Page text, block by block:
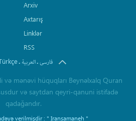
Arxiv
Axtarış
Linklər
RSS
. العربیة.فارسی
və mənəvi hüquqları Beynəlxalq Quran
və saytdan qeyri-qanuni istifadə
qadağandır.
verilmişdir : " Iransamaneh "